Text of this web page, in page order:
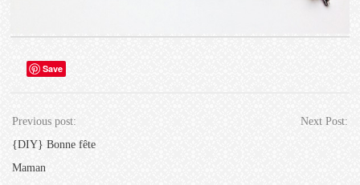
Save
Previous post:
{DIY} Bonne fête
Maman
Next Post: